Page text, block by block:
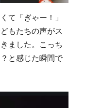
て「ぎゃー！」
もたちの声がス
ました。こっち
と感じた瞬間で